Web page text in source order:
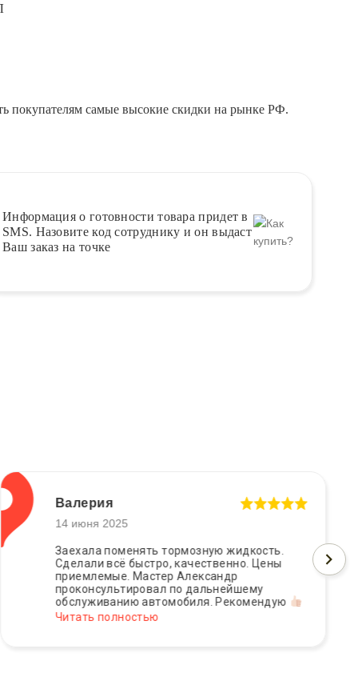
покупателям самые высокие скидки на рынке РФ.
Информация о готовности товара придет в
SMS. Назовите код сотруднику и он выдаст
Ваш заказ на точке
Валерия
14 июня 2025
Заехала поменять тормозную жидкость.
Сделали всё быстро, качественно. Цены
приемлемые. Мастер Александр
проконсультировал по дальнейшему
обслуживанию автомобиля. Рекомендую
Читать полностью